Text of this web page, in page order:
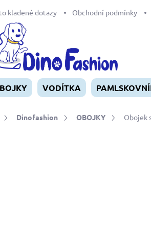
kladené dotazy Obchodní podmínky
VODÍTKA
Dinofashion OBOJKY Obojek